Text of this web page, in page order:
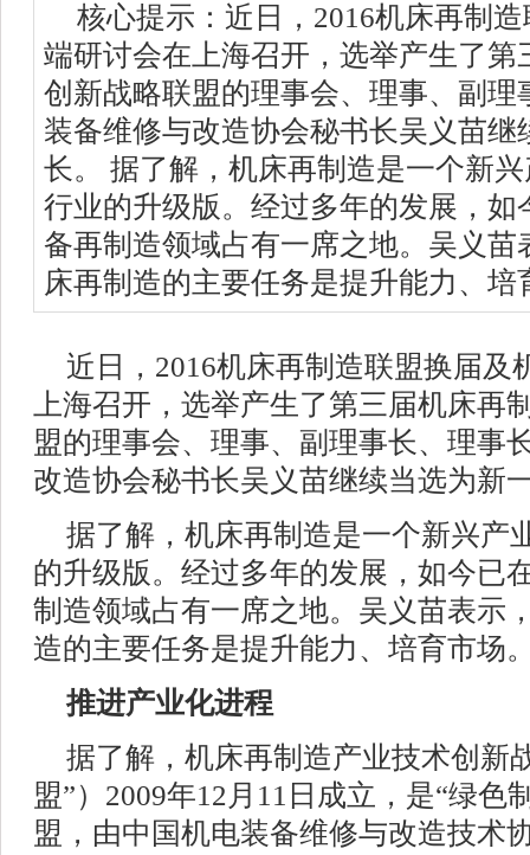
核心提示：近日，2016机床再制
端研讨会在上海召开，选举产生了
创新战略联盟的理事会、理事、副
装备维修与改造协会秘书长吴义苗
长。 据了解，机床再制造是一个新
行业的升级版。经过多年的发展，
备再制造领域占有一席之地。吴义苗
床再制造的主要任务是提升能力、培
近日，2016机床再制造联盟换届及
上海召开，选举产生了第三届机床再
盟的理事会、理事、副理事长、理事
改造协会秘书长吴义苗继续当选为新
据了解，机床再制造是一个新兴产
的升级版。经过多年的发展，如今已
制造领域占有一席之地。吴义苗表示
造的主要任务是提升能力、培育市场
推进产业化进程
据了解，机床再制造产业技术创新
盟”）2009年12月11日成立，是“绿色
盟，由中国机电装备维修与改造技术